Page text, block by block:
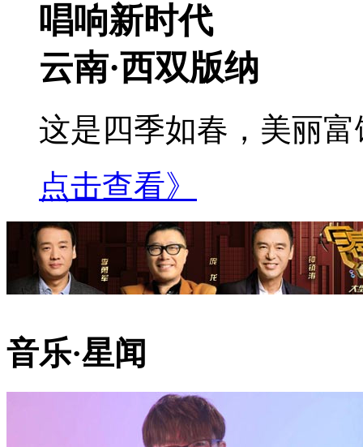
唱响新时代
云南·西双版纳
这是四季如春，美丽
点击查看》
音乐·星闻